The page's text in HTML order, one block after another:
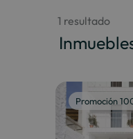
1 resultado
Promoción